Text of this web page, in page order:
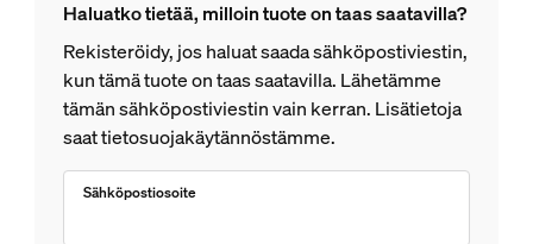
Haluatko tietää, milloin tuote on taas saatavilla?
Rekisteröidy, jos haluat saada sähköpostiviestin,
kun tämä tuote on taas saatavilla. Lähetämme
tämän sähköpostiviestin vain kerran. Lisätietoja
saat tietosuojakäytännöstämme.
Sähköpostiosoite